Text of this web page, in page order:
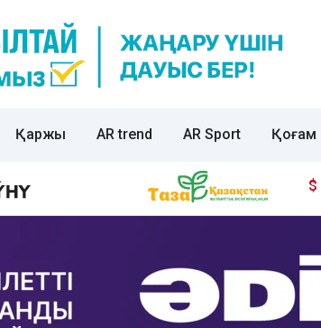
Қаржы AR trend AR Sport Қоғам
$